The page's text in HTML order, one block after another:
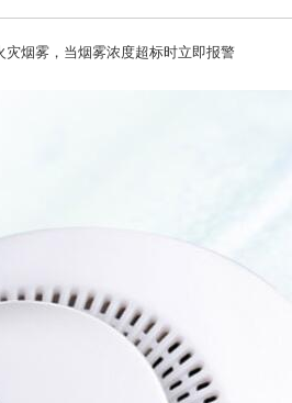
烟雾，当烟雾浓度超标时立即报警